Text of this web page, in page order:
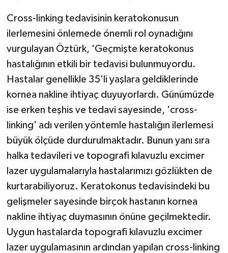
Cross-linking tedavisinin keratokonusun
ilerlemesini önlemede önemli rol oynadığını
vurgulayan Öztürk, 'Geçmişte keratokonus
hastalığının etkili bir tedavisi bulunmuyordu.
Hastalar genellikle 35'li yaşlara geldiklerinde
kornea nakline ihtiyaç duyuyorlardı. Günümüzde
ise erken teşhis ve tedavi sayesinde, 'cross-
linking' adı verilen yöntemle hastalığın ilerlemesi
büyük ölçüde durdurulmaktadır. Bunun yanı sıra
halka tedavileri ve topografi kılavuzlu excimer
lazer uygulamalarıyla hastalarımızı gözlükten de
kurtarabiliyoruz. Keratokonus tedavisindeki bu
gelişmeler sayesinde birçok hastanın kornea
nakline ihtiyaç duymasının önüne geçilmektedir.
Uygun hastalarda topografi kılavuzlu excimer
lazer uygulamasının ardından yapılan cross-linking